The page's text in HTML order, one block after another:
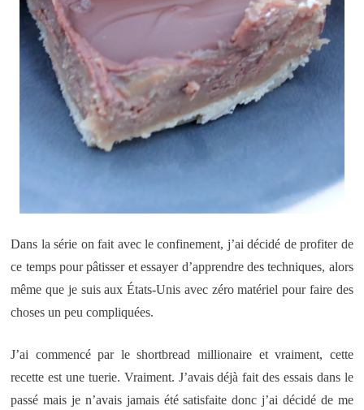
Dans la série on fait avec le confinement, j’ai décidé de profiter de
ce temps pour pâtisser et essayer d’apprendre des techniques, alors
même que je suis aux États-Unis avec zéro matériel pour faire des
choses un peu compliquées.
J’ai commencé par le shortbread millionaire et vraiment, cette
recette est une tuerie. Vraiment. J’avais déjà fait des essais dans le
passé mais je n’avais jamais été satisfaite donc j’ai décidé de me